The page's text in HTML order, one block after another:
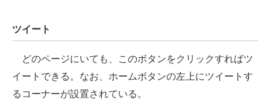
ツイート
どのページにいても、このボタンをクリックすればツ
イートできる。なお、ホームボタンの左上にツイートす
るコーナーが設置されている。